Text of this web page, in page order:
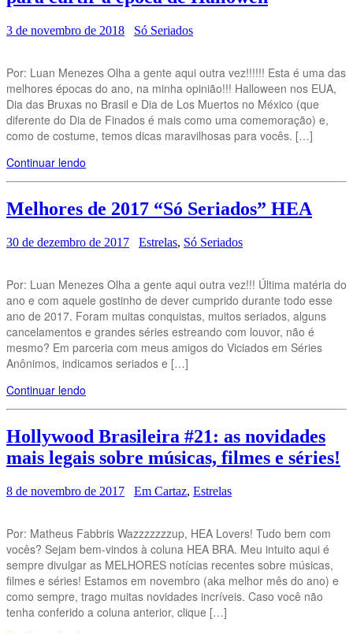
3 de novembro de 2018 Só Seriados
Por: Luan Menezes Olha a gente aqui outra vez!!!!!! Esta é uma das
melhores épocas do ano, na minha opinião!!! Halloween nos EUA,
Dia das Bruxas no Brasil e Dia de Los Muertos no México (que
diferente do Dia de Finados é mais como uma comemoração) e,
como de costume, temos dicas maravilhosas para vocês. […]
Continuar lendo
Melhores de 2017 “Só Seriados” HEA
30 de dezembro de 2017 Estrelas, Só Seriados
Por: Luan Menezes Olha a gente aqui outra vez!!! Última matéria do
ano e com aquele gostinho de dever cumprido durante todo esse
ano de 2017. Foram muitas conquistas, muitos seriados, alguns
cancelamentos e grandes séries estreando com louvor, não é
mesmo? Em parceria com meus amigos do Viciados em Séries
Anônimos, indicamos seriados e […]
Continuar lendo
Hollywood Brasileira #21: as novidades
mais legais sobre músicas, filmes e séries!
8 de novembro de 2017 Em Cartaz, Estrelas
Por: Matheus Fabbris Wazzzzzzzup, HEA Lovers! Tudo bem com
vocês? Sejam bem-vindos à coluna HEA BRA. Meu intuito aqui é
sempre divulgar as MELHORES notícias recentes sobre músicas,
filmes e séries! Estamos em novembro (aka melhor mês do ano) e
como sempre, trago muitas novidades incríveis. Caso você não
tenha conferido a coluna anterior, clique […]